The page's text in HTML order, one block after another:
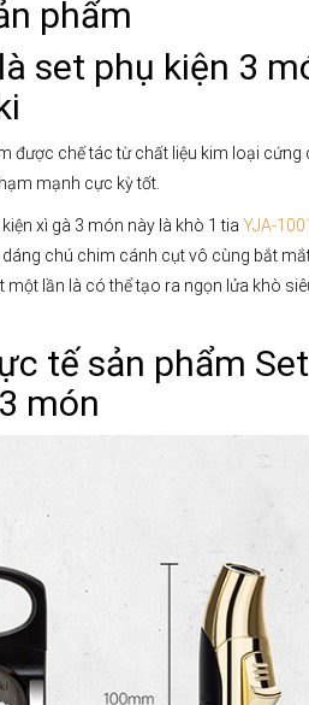
phẩm
set phụ kiện 3
được chế tác từ chất liệu kim loại
mạnh cực kỳ tốt.
xì gà 3 món này là khò 1 tia YJA-
dáng chú chim cánh cụt vô cùng bắt
một lần là có thể tạo ra ngọn lửa khò
tế sản phẩm
món